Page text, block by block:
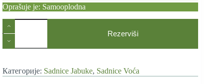
Oprašuje je: Samooplodna
Sadnice
Breburn
количина
Rezerviši
Категорије: Sadnice Jabuke, Sadnice Voća